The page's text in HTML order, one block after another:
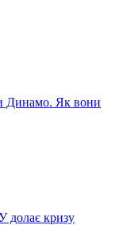
Як вони
кризу